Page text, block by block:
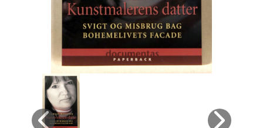
Historie
Hobby
Hus / Have
Husdyr